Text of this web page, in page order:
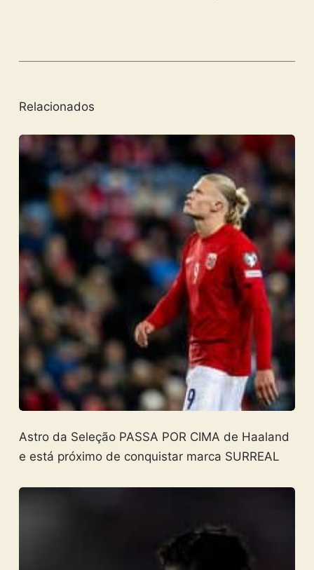
Relacionados
Astro da Seleção PASSA POR CIMA de Haaland
e está próximo de conquistar marca SURREAL